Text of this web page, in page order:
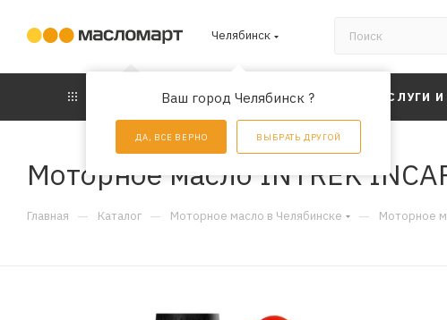
Челябинск
Ваш город Челябинск ?
ДА, ВСЕ ВЕРНО ВЫБРАТЬ ДРУГОЙ
АКЦИИ УСЛУГИ
Моторное масло INTREK
Главная — Каталог — Моторное масло в Челябинске — Моторное